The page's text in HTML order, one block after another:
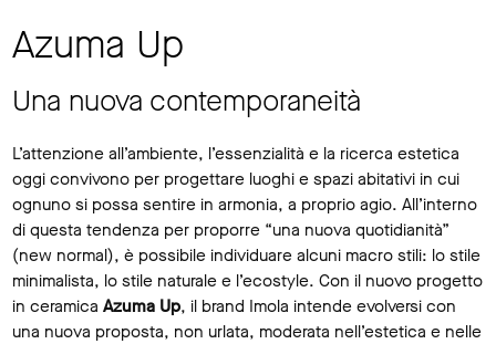
Azuma Up
Una nuova contemporaneità
L’attenzione all’ambiente, l’essenzialità e la ricerca estetica
oggi convivono per progettare luoghi e spazi abitativi in cui
ognuno si possa sentire in armonia, a proprio agio. All’interno
di questa tendenza per proporre “una nuova quotidianità”
(new normal), è possibile individuare alcuni macro stili: lo stile
minimalista, lo stile naturale e l’ecostyle. Con il nuovo progetto
in ceramica Azuma Up, il brand Imola intende evolversi con
una nuova proposta, non urlata, moderata nell’estetica e nelle